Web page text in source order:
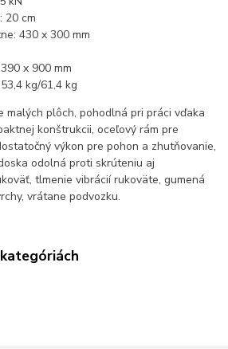
20 cm
430 x 300 mm
x 900 mm
kg/61,4 kg
malých plôch, pohodlná pri práci vďaka
konštrukcii, oceľový rám pre
výkon pre pohon a zhutňovanie,
odolná proti skrúteniu aj
tlmenie vibrácií rukoväte, gumená
vrátane podvozku.